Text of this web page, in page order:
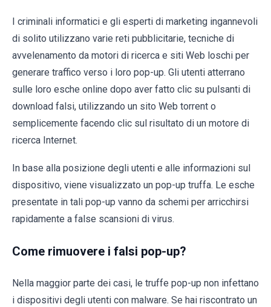
I criminali informatici e gli esperti di marketing ingannevoli
di solito utilizzano varie reti pubblicitarie, tecniche di
avvelenamento da motori di ricerca e siti Web loschi per
generare traffico verso i loro pop-up. Gli utenti atterrano
sulle loro esche online dopo aver fatto clic su pulsanti di
download falsi, utilizzando un sito Web torrent o
semplicemente facendo clic sul risultato di un motore di
ricerca Internet.
In base alla posizione degli utenti e alle informazioni sul
dispositivo, viene visualizzato un pop-up truffa. Le esche
presentate in tali pop-up vanno da schemi per arricchirsi
rapidamente a false scansioni di virus.
Come rimuovere i falsi pop-up?
Nella maggior parte dei casi, le truffe pop-up non infettano
i dispositivi degli utenti con malware. Se hai riscontrato un